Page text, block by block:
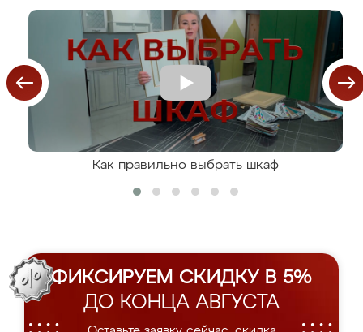
Как правильно выбрать шкаф
ФИКСИРУЕМ СКИДКУ В 5%
ДО КОНЦА АВГУСТА